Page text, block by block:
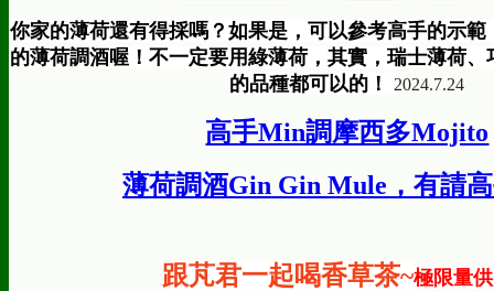
你家的薄荷還有得採嗎？如果是，可以參考高手的示
的薄荷調酒喔！不一定要用綠薄荷，其實，瑞士薄荷
的品種都可以的！2024.7.24
高手Min調摩西多Mojito
薄荷調酒Gin Gin Mule，有請
跟芃君一起喝香草茶~極限量